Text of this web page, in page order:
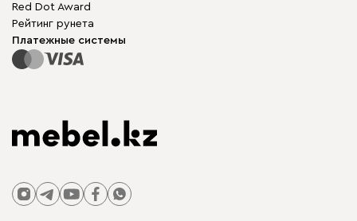
Для бизнеса
Карта сайта
Модульная мебель
Столы и стулья
Red Dot Award
Рейтинг рунета
Платежные системы